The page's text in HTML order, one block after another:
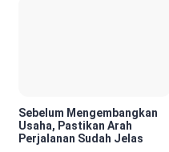
Sebelum Mengembangkan
Usaha, Pastikan Arah
Perjalanan Sudah Jelas